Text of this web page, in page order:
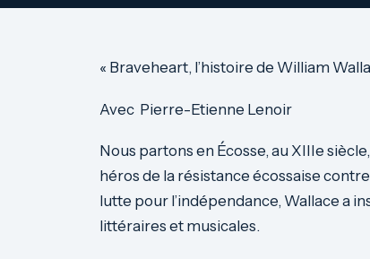
« Braveheart, l’histoire de William
Avec Pierre-Etienne Lenoir
Nous partons en Écosse, au XIIIe
héros de la résistance écossaise
lutte pour l’indépendance, Wallace a
littéraires et musicales.